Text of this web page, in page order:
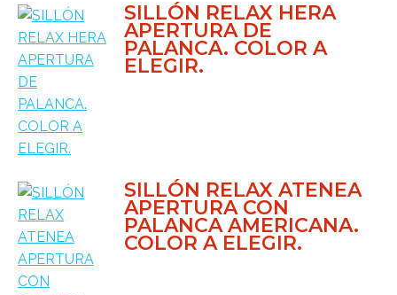
SILLÓN RELAX HERA
APERTURA DE
PALANCA. COLOR A
ELEGIR.
SILLÓN RELAX ATENEA
APERTURA CON
PALANCA AMERICANA.
COLOR A ELEGIR.